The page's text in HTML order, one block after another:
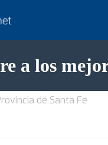
a los
de Santa Fe